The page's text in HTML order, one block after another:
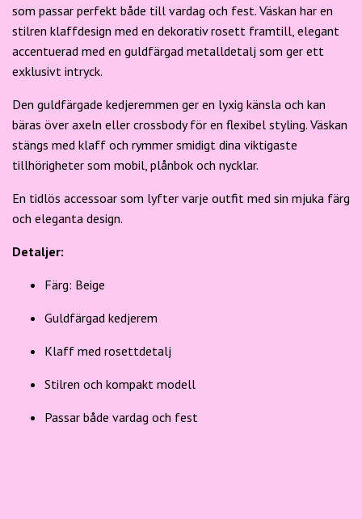
som passar perfekt både till vardag och fest. Väskan har en
stilren klaffdesign med en dekorativ rosett framtill, elegant
accentuerad med en guldfärgad metall­detalj som ger ett
exklusivt intryck.
Den guldfärgade kedjeremmen ger en lyxig känsla och kan
bäras över axeln eller crossbody för en flexibel styling. Väskan
stängs med klaff och rymmer smidigt dina viktigaste
tillhörigheter som mobil, plånbok och nycklar.
En tidlös accessoar som lyfter varje outfit med sin mjuka färg
och eleganta design.
Detaljer:
Färg: Beige
Guldfärgad kedjerem
Klaff med rosettdetalj
Stilren och kompakt modell
Passar både vardag och fest